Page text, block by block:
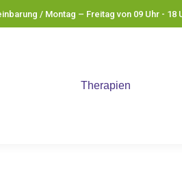
/ Montag – Freitag von 09 Uhr - 18
Therapien